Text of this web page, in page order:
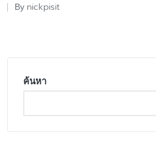
Posted
By nickpisit
ค้นหา